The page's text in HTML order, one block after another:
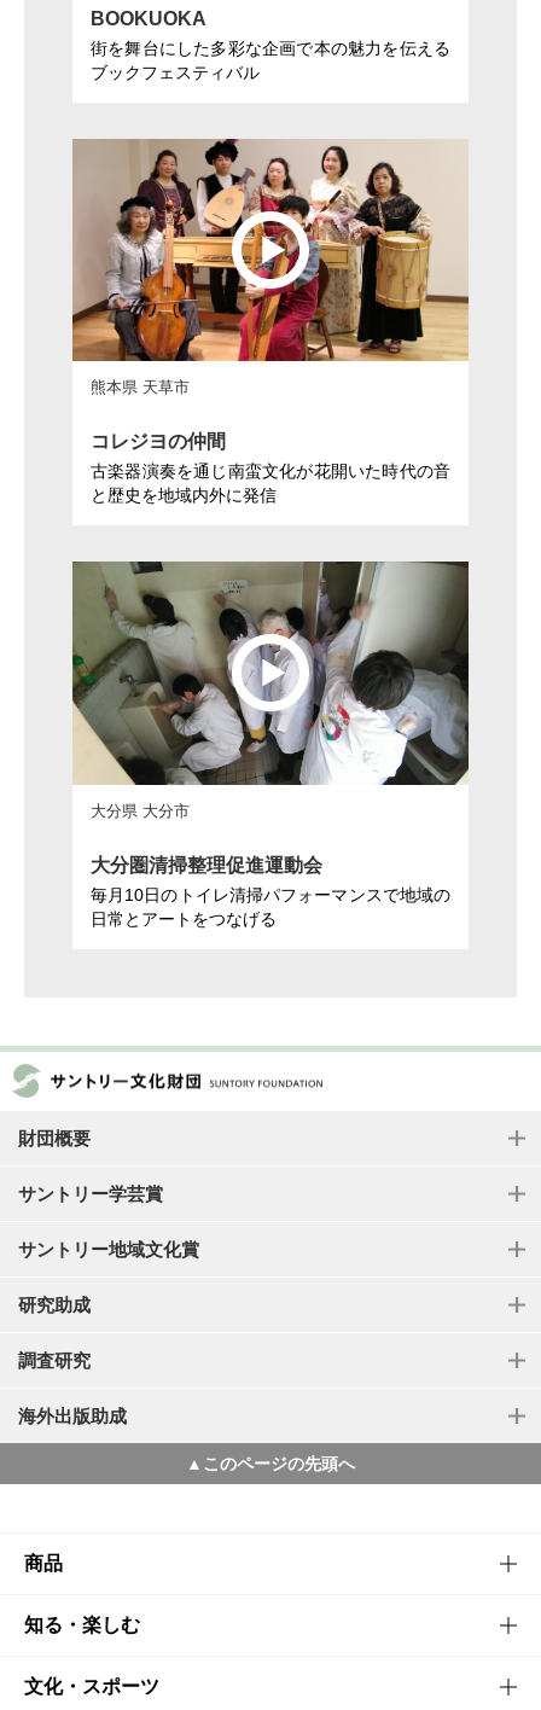
BOOKUOKA
街を舞台にした多彩な企画で本の魅力を伝える
ブックフェスティバル
熊本県 天草市
コレジヨの仲間
古楽器演奏を通じ南蛮文化が花開いた時代の音
と歴史を地域内外に発信
大分県 大分市
大分圏清掃整理促進運動会
毎月10日のトイレ清掃パフォーマンスで地域の
日常とアートをつなげる
財団概要
サントリー学芸賞
サントリー地域文化賞
研究助成
調査研究
海外出版助成
▲このページの先頭へ
商品
商品TOP
商品一覧
知る・楽しむ
知る・楽しむTOP
文化・スポーツ